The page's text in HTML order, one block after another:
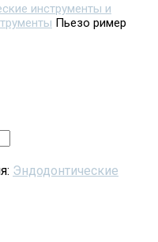
инструменты и
Пьезо ример
Эндодонтические